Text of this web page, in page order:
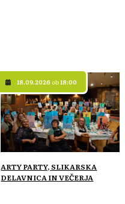
18.09.2026 ob18:00
ARTY PARTY, SLIKARSKA
DELAVNICA IN VEČERJA